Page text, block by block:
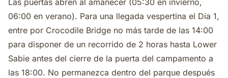
Las puertas abren al amanecer (05:30 en invierno,
06:00 en verano). Para una llegada vespertina el Día 1,
entre por Crocodile Bridge no más tarde de las 14:00
para disponer de un recorrido de 2 horas hasta Lower
Sabie antes del cierre de la puerta del campamento a
las 18:00. No permanezca dentro del parque después